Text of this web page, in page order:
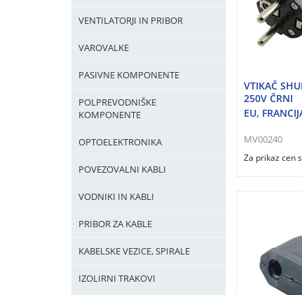
VENTILATORJI IN PRIBOR
VAROVALKE
PASIVNE KOMPONENTE
POLPREVODNIŠKE
KOMPONENTE
OPTOELEKTRONIKA
POVEZOVALNI KABLI
VODNIKI IN KABLI
PRIBOR ZA KABLE
KABELSKE VEZICE, SPIRALE
IZOLIRNI TRAKOVI
VTIKAČ
250V ČRNI
EU,
MV00240
Za prikaz cen